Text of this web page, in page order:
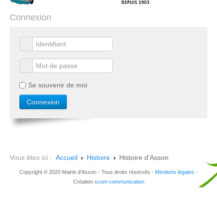
Connexion
Se souvenir de moi
Vous êtes ici : Accueil Histoire Histoire d'Asson
Copyright © 2020 Mairie d'Asson - Tous droits réservés - Mentions légales -
Création scom communication